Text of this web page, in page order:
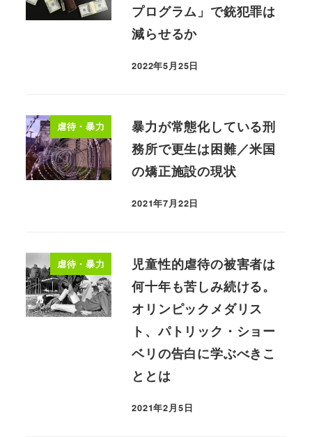
プログラム」で銃犯罪は
減らせるか
2022年5月25日
虐待・暴力
暴力が常態化している刑
務所で更生は困難／米国
の矯正施設の現状
2021年7月22日
虐待・暴力
児童性的虐待の被害者は
何十年も苦しみ続ける。
オリンピックメダリス
ト、パトリック・ショー
ベリの告白に学ぶべきこ
ととは
2021年2月5日